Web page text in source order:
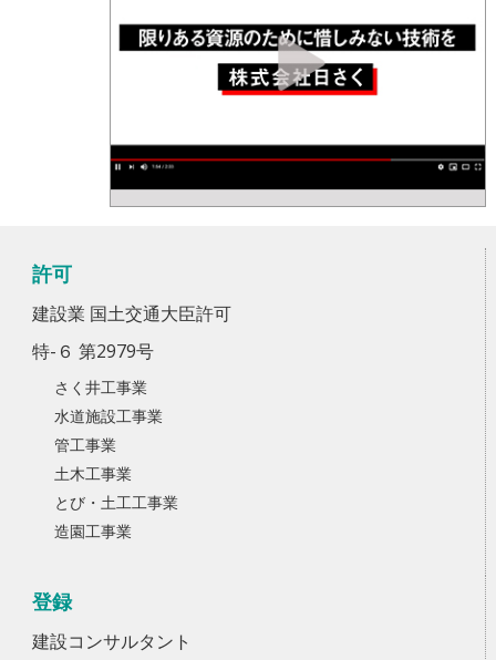
許可
建設業 国土交通大臣許可
特-６ 第2979号
さく井工事業
水道施設工事業
管工事業
土木工事業
とび・土工工事業
造園工事業
登録
建設コンサルタント